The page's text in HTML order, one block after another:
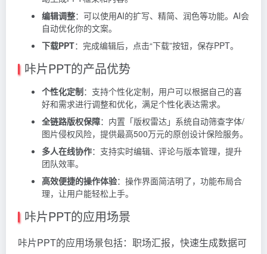
编辑调整：可以使用AI的扩写、精简、润色等功能。AI会
自动优化你的文案。
下载PPT：完成编辑后，点击“下载”按钮，保存PPT。
咔片PPT的产品优势
个性化定制：支持个性化定制，用户可以根据自己的喜
好和需求进行调整和优化，满足个性化表达需求。
全链路版权保障：内置「版权雷达」系统自动筛查字体/
图片侵权风险，提供最高500万元的原创设计保险服务。
多人在线协作：支持实时编辑、评论与版本管理，提升
团队效率。
高效便捷的操作体验：操作界面简洁明了，功能布局合
理，让用户能轻松上手。
咔片PPT的应用场景
咔片PPT的应用场景包括：职场汇报，快速生成数据可